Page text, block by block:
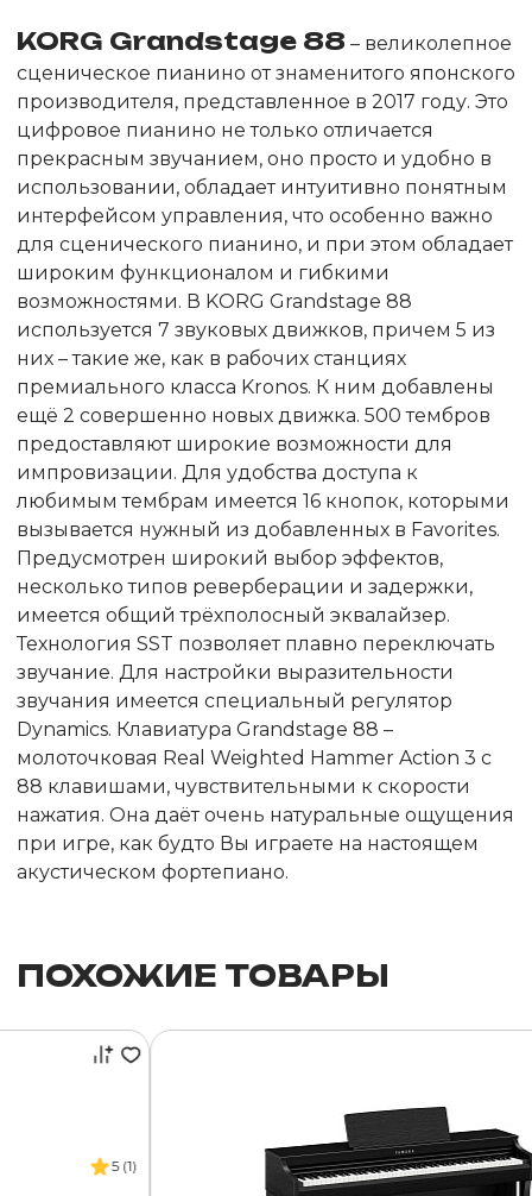
KORG Grandstage 88 – великолепное
сценическое пианино от знаменитого японского
производителя, представленное в 2017 году. Это
цифровое пианино не только отличается
прекрасным звучанием, оно просто и удобно в
использовании, обладает интуитивно понятным
интерфейсом управления, что особенно важно
для сценического пианино, и при этом обладает
широким функционалом и гибкими
возможностями. В KORG Grandstage 88
используется 7 звуковых движков, причем 5 из
них – такие же, как в рабочих станциях
премиального класса Kronos. К ним добавлены
ещё 2 совершенно новых движка. 500 тембров
предоставляют широкие возможности для
импровизации. Для удобства доступа к
любимым тембрам имеется 16 кнопок, которыми
вызывается нужный из добавленных в Favorites.
Предусмотрен широкий выбор эффектов,
несколько типов реверберации и задержки,
имеется общий трёхполосный эквалайзер.
Технология SST позволяет плавно переключать
звучание. Для настройки выразительности
звучания имеется специальный регулятор
Dynamics. Клавиатура Grandstage 88 –
молоточковая Real Weighted Hammer Action 3 с
88 клавишами, чувствительными к скорости
нажатия. Она даёт очень натуральные ощущения
при игре, как будто Вы играете на настоящем
акустическом фортепиано.
ПОХОЖИЕ ТОВАРЫ
5 (1)